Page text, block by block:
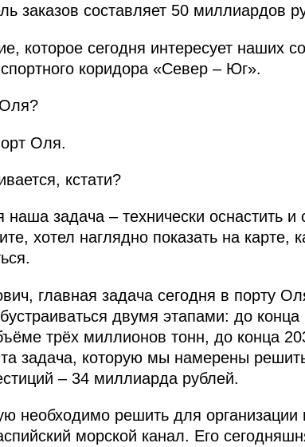
заказов составляет 50 миллиардов
которое сегодня интересует наших
коридора «Север – Юг».
Оля.
кстати?
наша задача – технически оснастить
хотел наглядно показать на
главная задача сегодня в порту
двумя этапами: до
трёх миллионов тонн, до конца
задача, которую мы намерены
– 34 миллиарда рублей.
необходимо решить для организации
морской канал. Его